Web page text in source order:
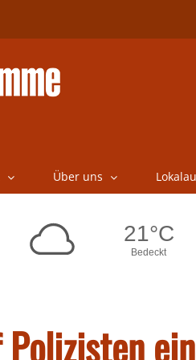
Über uns